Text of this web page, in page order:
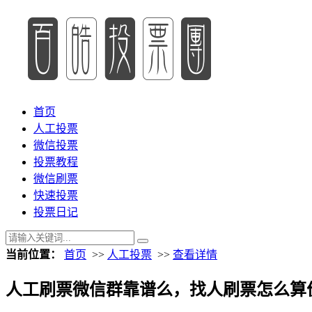
首页
人工投票
微信投票
投票教程
微信刷票
快速投票
投票日记
当前位置： 首页 >> 人工投票 >> 查看详情
人工刷票微信群靠谱么，找人刷票怎么算